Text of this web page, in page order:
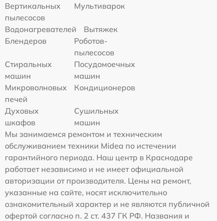
Вертикальных
пылесосов
Мультиварок
Водонагревателей
Вытяжек
Блендеров
Роботов-
пылесосов
Стиральных
машин
Посудомоечных
машин
Микроволновых
печей
Кондиционеров
Духовых
шкафов
Сушильных
машин
Мы занимаемся ремонтом и техническим
обслуживанием техники Midea по истечении
гарантийного периода. Наш центр в Краснодаре
работает независимо и не имеет официальной
авторизации от производителя. Цены на ремонт,
указанные на сайте, носят исключительно
ознакомительный характер и не являются публичной
офертой согласно п. 2 ст. 437 ГК РФ. Названия и